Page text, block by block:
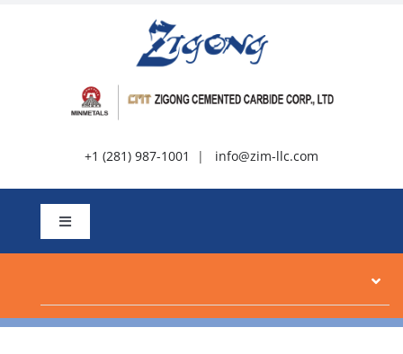
+1 (281) 987-1001 | info@zim-llc.com
வழிசெலுத்தலை